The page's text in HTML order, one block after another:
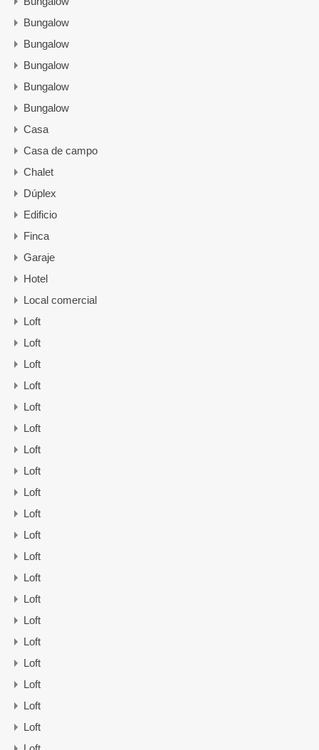
Bungalow
Bungalow
Bungalow
Bungalow
Bungalow
Casa
Casa de campo
Chalet
Dúplex
Edificio
Finca
Garaje
Hotel
Local comercial
Loft
Loft
Loft
Loft
Loft
Loft
Loft
Loft
Loft
Loft
Loft
Loft
Loft
Loft
Loft
Loft
Loft
Loft
Loft
Loft